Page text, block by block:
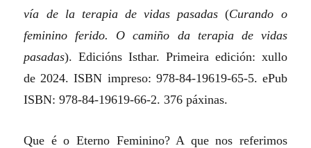
vía de la terapia de vidas pasadas (Curando o
feminino ferido. O camiño da terapia de vidas
pasadas). Edicións Isthar. Primeira edición: xullo
de 2024. ISBN impreso: 978-84-19619-65-5. ePub
ISBN: 978-84-19619-66-2. 376 páxinas.
Que é o Eterno Feminino? A que nos referimos